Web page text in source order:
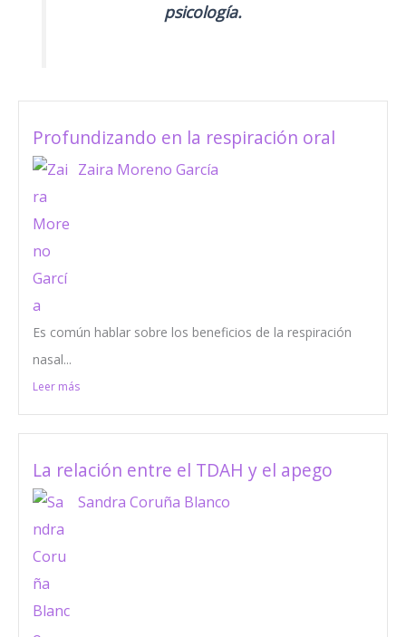
psicología.
Profundizando en la respiración oral
Zaira Moreno García
Es común hablar sobre los beneficios de la respiración
nasal...
Leer más
La relación entre el TDAH y el apego
Sandra Coruña Blanco